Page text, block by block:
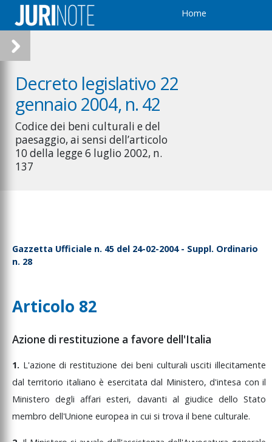
Home
Decreto legislativo 22
gennaio 2004, n. 42
Codice dei beni culturali e del
paesaggio, ai sensi dell’articolo
10 della legge 6 luglio 2002, n.
137
Gazzetta Ufficiale n. 45 del 24-02-2004 - Suppl. Ordinario
n. 28
Articolo 82
Azione di restituzione a favore dell'Italia
1. L'azionedi restituzione deibeni culturaliusciti illecitamente
dalterritorio italianoè esercitatadal Ministero,d'intesa conil
Ministerodegliaffariesteri, davanti al giudice dello Stato
membro dell'Unione europea in cui si trova il bene culturale.